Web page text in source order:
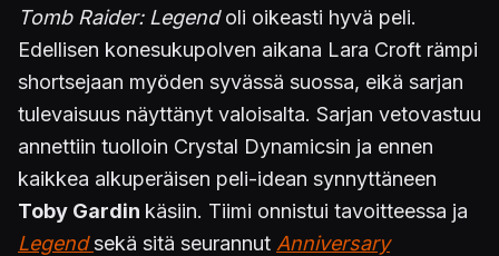
Tomb Raider: Legendoli oikeasti hyvä peli.
Edellisen konesukupolven aikana Lara Croft rämpi
shortsejaan myöden syvässä suossa, eikä sarjan
tulevaisuus näyttänyt valoisalta. Sarjan vetovastuu
annettiin tuolloin Crystal Dynamicsin ja ennen
kaikkea alkuperäisen peli-idean synnyttäneen
Toby Gardin käsiin. Tiimi onnistui tavoitteessa ja
Legendsekä sitä seurannut Anniversary